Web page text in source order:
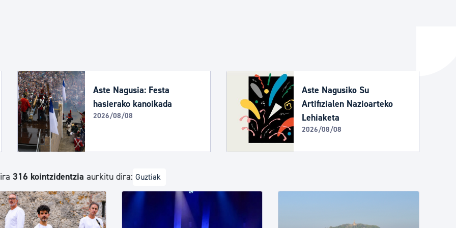
Berdintasuna, Giza Eskubideak eta bizikidetza
Aste Nagusia: Festa
hasierako kanoikada
2026/08/08
Aste Nagusiko Su
Artifizialen Nazioarteko
Lehiaketa
2026/08/08
316 kointzidentzia aurkitu dira: Guztiak